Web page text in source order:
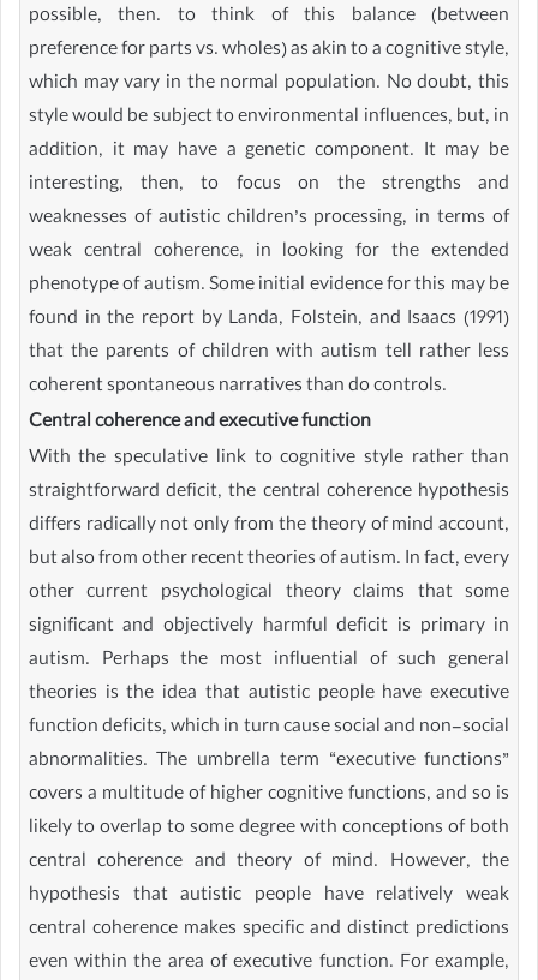
possible, then. to think of this balance (between
preference for parts vs. wholes) as akin to a cognitive style,
which may vary in the normal population. No doubt, this
style would be subject to environmental influences, but, in
addition, it may have a genetic component. It may be
interesting, then, to focus on the strengths and
weaknesses of autistic children’s processing, in terms of
weak central coherence, in looking for the extended
phenotype of autism. Some initial evidence for this may be
found in the report by Landa, Folstein, and Isaacs (1991)
that the parents of children with autism tell rather less
coherent spontaneous narratives than do controls.
Central coherence and executive function
With the speculative link to cognitive style rather than
straightforward deficit, the central coherence hypothesis
differs radically not only from the theory of mind account,
but also from other recent theories of autism. In fact, every
other current psychological theory claims that some
significant and objectively harmful deficit is primary in
autism. Perhaps the most influential of such general
theories is the idea that autistic people have executive
function deficits, which in turn cause social and non-social
abnormalities. The umbrella term “executive functions”
covers a multitude of higher cognitive functions, and so is
likely to overlap to some degree with conceptions of both
central coherence and theory of mind. However, the
hypothesis that autistic people have relatively weak
central coherence makes specific and distinct predictions
even within the area of executive function. For example,